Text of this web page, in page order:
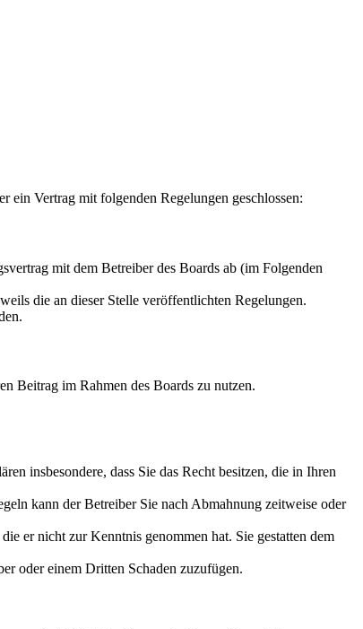
Vertrag mit folgenden Regelungen geschlossen:
mit dem Betreiber des Boards ab (im Folgenden
die an dieser Stelle veröffentlichten Regelungen.
Beitrag im Rahmen des Boards zu nutzen.
insbesondere, dass Sie das Recht besitzen, die in Ihren
kann der Betreiber Sie nach Abmahnung zeitweise oder
er nicht zur Kenntnis genommen hat. Sie gestatten dem
oder einem Dritten Schaden zuzufügen.